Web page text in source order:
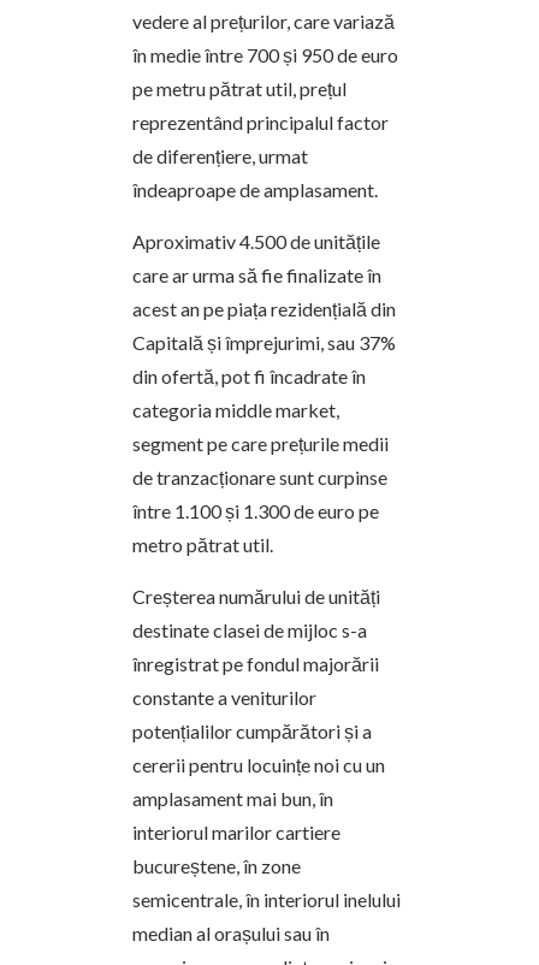
vedere al prețurilor, care variază
în medie între 700 și 950 de euro
pe metru pătrat util, prețul
reprezentând principalul factor
de diferențiere, urmat
îndeaproape de amplasament.
Aproximativ 4.500 de unitățile
care ar urma să fie finalizate în
acest an pe piața rezidențială din
Capitală și împrejurimi, sau 37%
din ofertă, pot fi încadrate în
categoria middle market,
segment pe care prețurile medii
de tranzacționare sunt curpinse
între 1.100 și 1.300 de euro pe
metro pătrat util.
Creșterea numărului de unități
destinate clasei de mijloc s-a
înregistrat pe fondul majorării
constante a veniturilor
potențialilor cumpărători și a
cererii pentru locuințe noi cu un
amplasament mai bun, în
interiorul marilor cartiere
bucureștene, în zone
semicentrale, în interiorul inelului
median al orașului sau în